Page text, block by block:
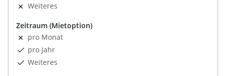
Weiteres
Zeitraum (Mietoption)
pro Monat
pro Jahr
Weiteres